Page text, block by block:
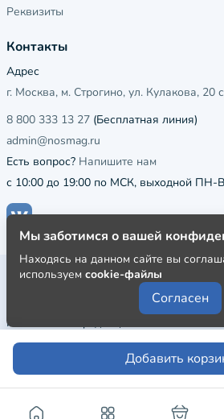
Добавить
Реквизиты
Контакты
Адрес
г. Москва, м. Строгино, ул. Кулакова, 20
8 800 333 13 27 (Бесплатная линия)
admin@nosmag.ru
Есть вопрос? Напишите нам
с 10:00 до 19:00 по МСК, выходной ПН-
Публичная оферта
Пользовательское соглашение
Политика конфиденциальности
Мы заботимся о вашей
Находясь на данном сайте вы
используем cookie-файлы
Согласен